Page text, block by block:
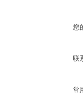
您
联
常